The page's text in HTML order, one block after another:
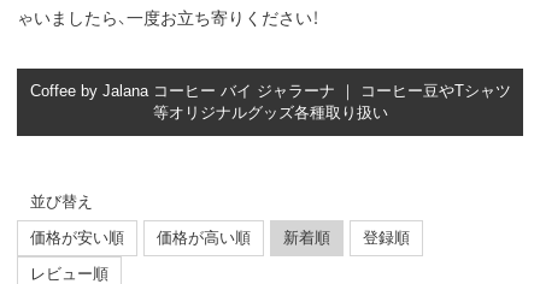
ゃいましたら、一度お立ち寄りください！
Coffee by Jalana コーヒー バイ ジャラーナ ｜ コーヒー豆やTシャツ
等オリジナルグッズ各種取り扱い
並び替え
価格が安い順
価格が高い順 新着順
登録順
レビュー順